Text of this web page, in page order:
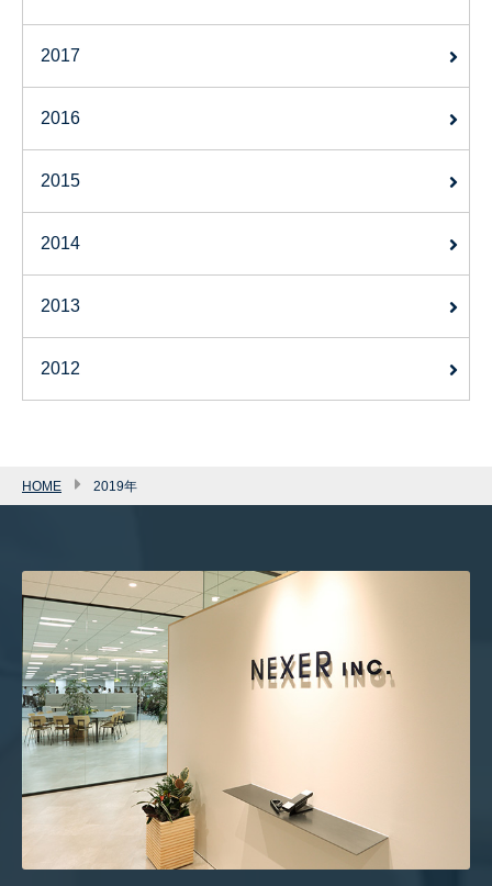
2017
2016
2015
2014
2013
2012
HOME 2019年